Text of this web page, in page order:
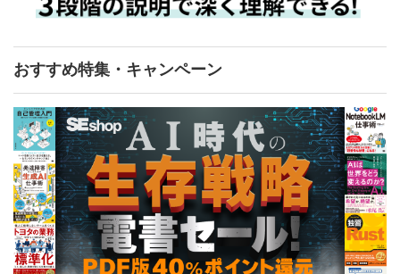
おすすめ特集・キャンペーン